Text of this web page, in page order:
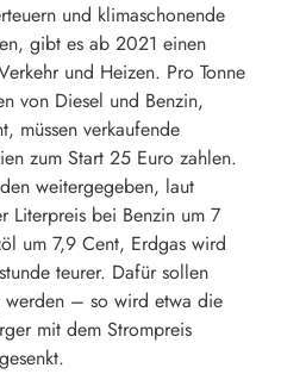
und klimaschonende
gibt es ab 2021 einen
und Heizen. Pro Tonne
von Diesel und Benzin,
müssen verkaufende
zum Start 25 Euro zahlen.
weitergegeben, laut
Literpreis bei Benzin um 7
um 7,9 Cent, Erdgas wird
teurer. Dafür sollen
werden – so wird etwa die
mit dem Strompreis